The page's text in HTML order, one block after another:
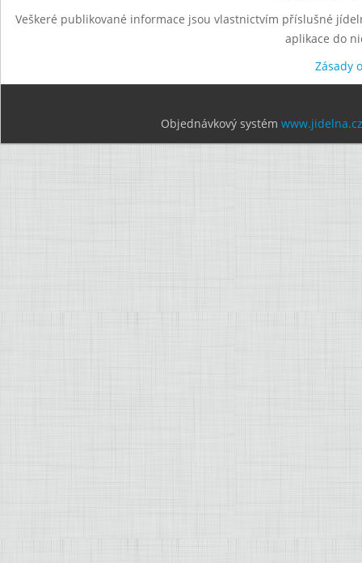
Veškeré publikované informace jsou vlastnictvím příslušné
aplikace do
Zásady
Objednávkový systém www.jidelna.cz